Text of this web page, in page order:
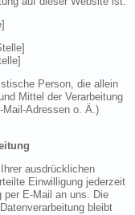
Person, die allein
Mittel der Verarbeitung
Mail-Adressen o. Ä.)
ausdrücklichen
Einwilligung jederzeit
per E-Mail an uns. Die
bleibt